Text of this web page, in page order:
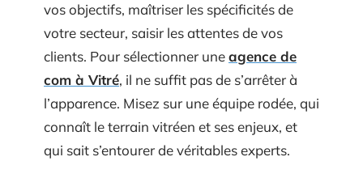
vos objectifs, maîtriser les spécificités de
votre secteur, saisir les attentes de vos
clients. Pour sélectionner uneagence de
com à Vitré, il ne suffit pas de s’arrêter à
l’apparence. Misez sur une équipe rodée, qui
connaît le terrain vitréen et ses enjeux, et
qui sait s’entourer de véritables experts.